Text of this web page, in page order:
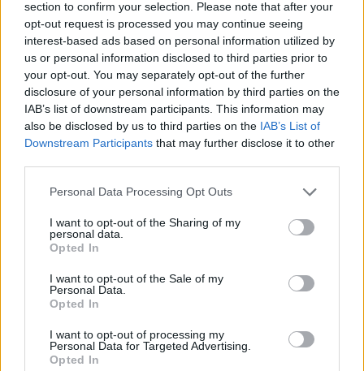
section to confirm your selection. Please note that after your
opt-out request is processed you may continue seeing
interest-based ads based on personal information utilized by
us or personal information disclosed to third parties prior to
your opt-out. You may separately opt-out of the further
disclosure of your personal information by third parties on the
IAB’s list of downstream participants. This information may
also be disclosed by us to third parties on the IAB’s List of
Downstream Participants that may further disclose it to other
Please note that this website/app uses one or more Google
not limited to your visit or usage behaviour. You may click to
grant or deny consent to Google and its third-party tags to
use your data for below specified purposes in below Google
consent section.
Personal Data Processing Opt Outs
I want to opt-out of the Sharing of my
personal data.
Opted In
I want to opt-out of the Sale of my
Personal Data.
Opted In
I want to opt-out of processing my
Personal Data for Targeted Advertising.
Opted In
progetto originario ma ne amplia le potenzialità di
personalizzazione, confermando come un
intervento calibrato sul colore possa rinnovare la
percezione di un elemento d’arredo ormai
consolidato.
Matteo Pellegrino
Matteo Pellegrino ha organizzato una sfilata
pop-up nei vicoli del Quartieri Spagnoli per
moda che cura rubriche su artigianato e
tendenze locali. Nato a Napoli, conserva
bozze di pattern e appunti presi nelle sartorie